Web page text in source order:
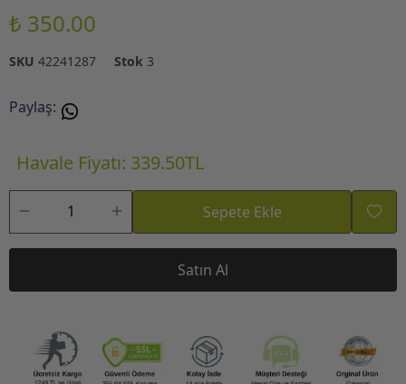
₺ 350.00
SKU 42241287 Stok 3
Paylaş:
Havale Fiyatı: 339.50TL
Sepete Ekle
Satın Al